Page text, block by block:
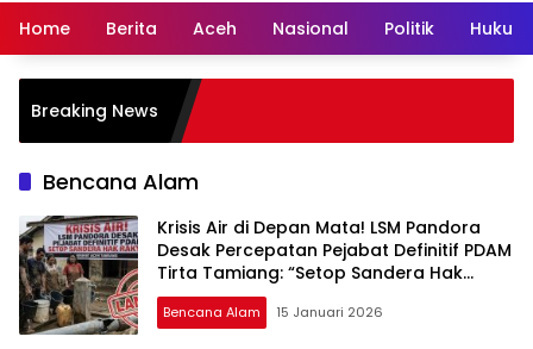
Home Berita Aceh Nasional Politik
Breaking News
Bencana Alam
Krisis Air di Depan Mata! LSM Pandora
Desak Percepatan Pejabat Definitif PDAM
Tirta Tamiang: “Setop Sandera Hak
Rakyat dengan Birokrasi Lamban!”
Bencana Alam 15 Januari 2026